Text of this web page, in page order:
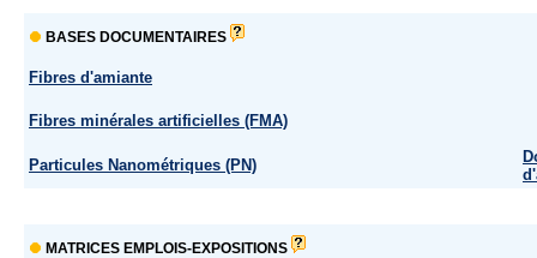
BASES DOCUMENTAIRES
Fibres d'amiante
Fibres minérales artificielles (FMA)
Particules Nanométriques (PN)
MATRICES EMPLOIS-EXPOSITIONS